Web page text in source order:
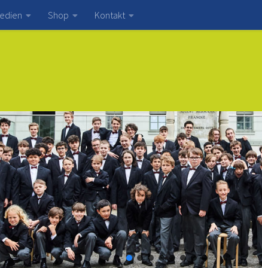
Shop Kontakt